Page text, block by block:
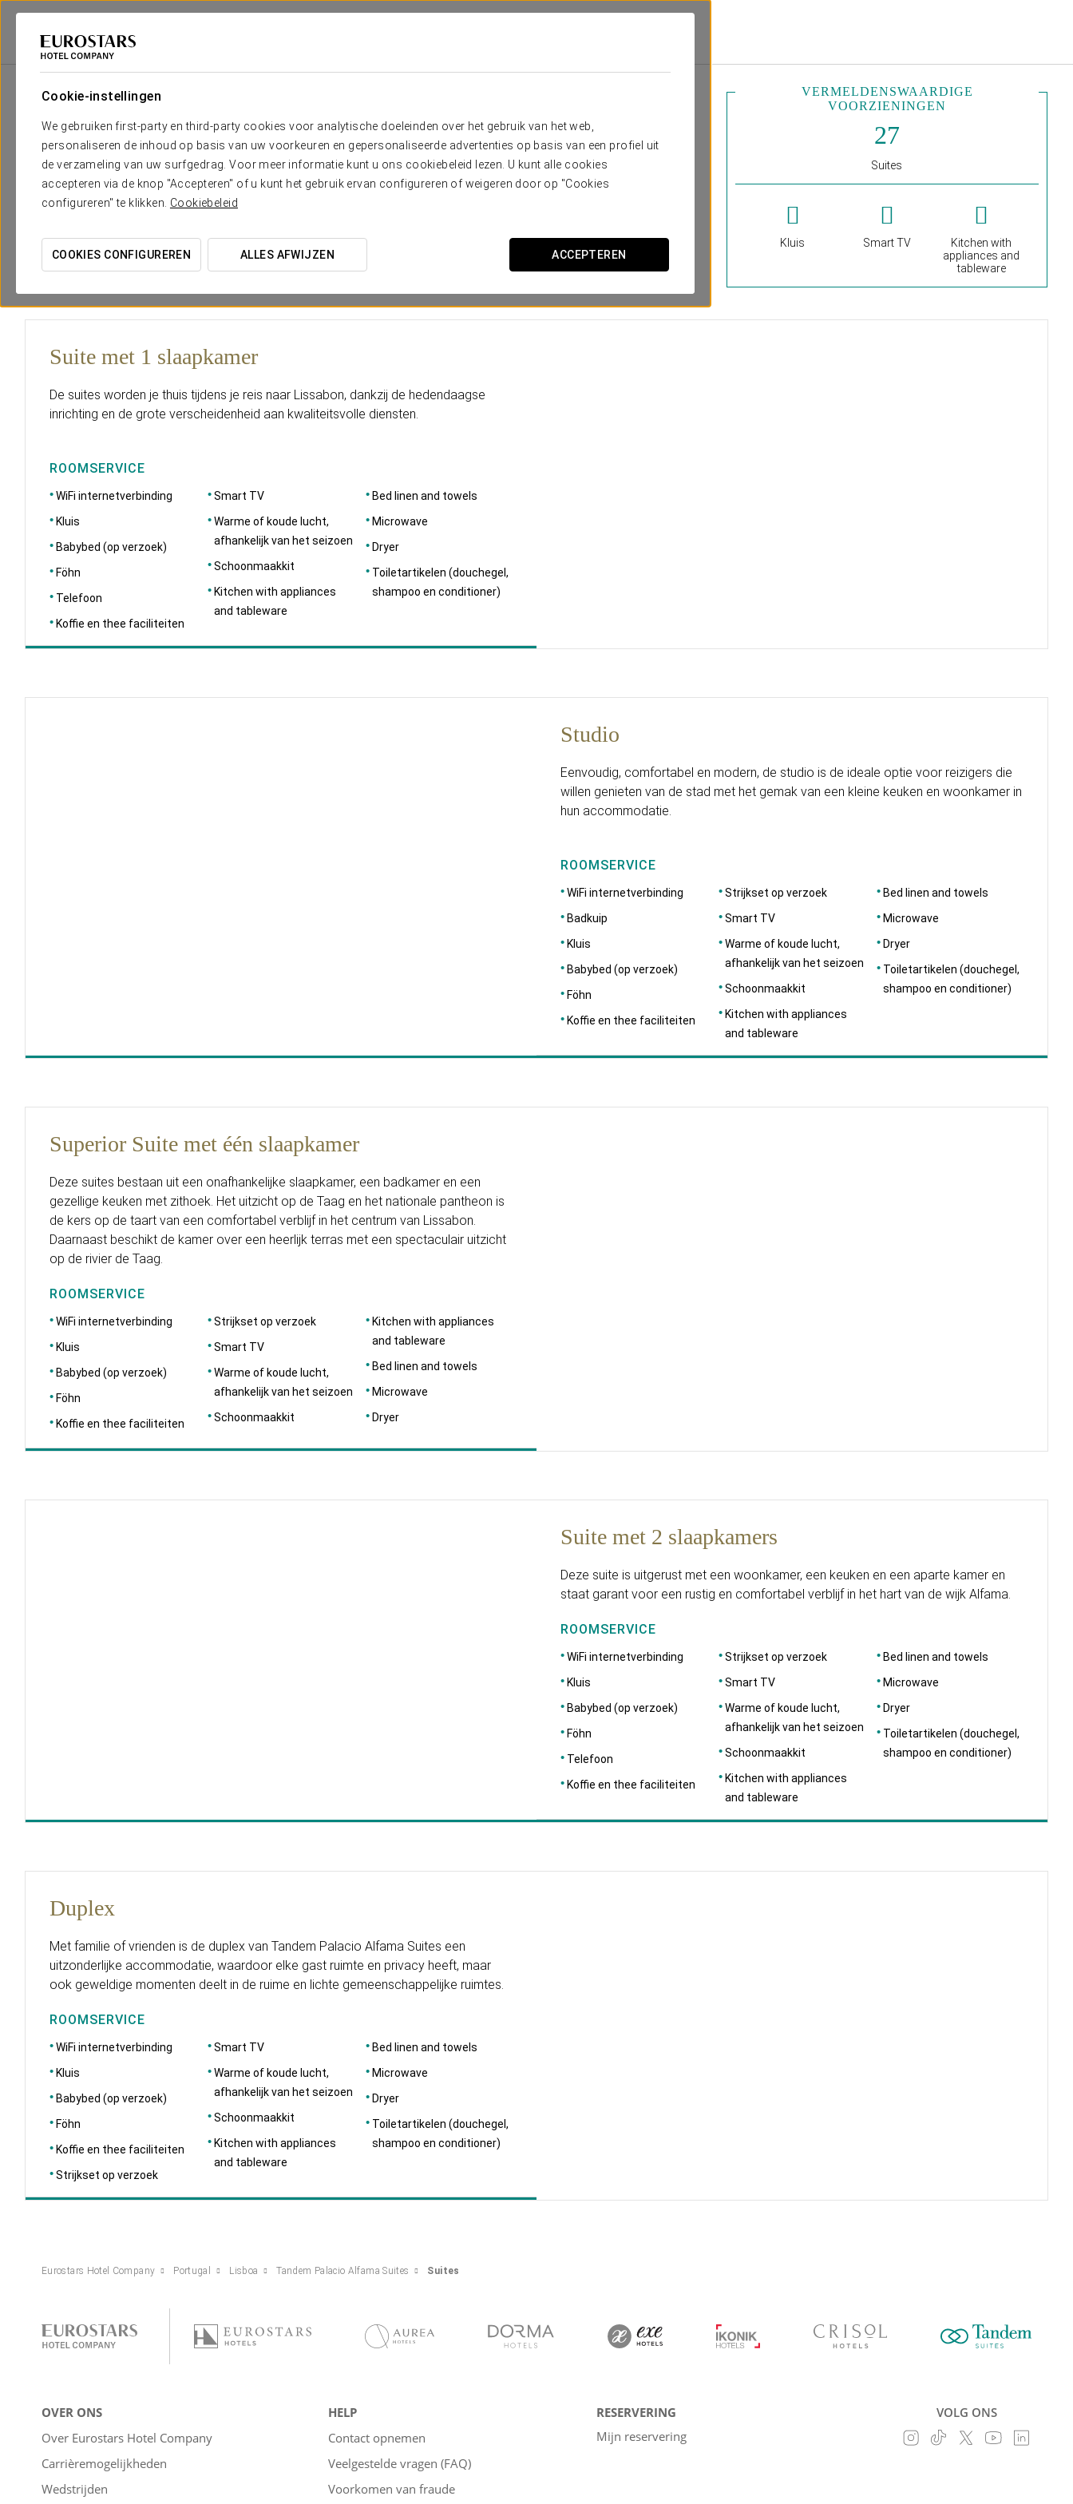
Cookie-instellingen
We gebruiken first-party en third-party cookies voor analytische doeleinden over het gebruik van het web,
personaliseren de inhoud op basis van uw voorkeuren en gepersonaliseerde advertenties op basis van een profiel uit
de verzameling van uw surfgedrag. Voor meer informatie kunt u ons cookiebeleid lezen. U kunt alle cookies
accepteren via de knop "Accepteren" of u kunt het gebruik ervan configureren of weigeren door op "Cookies
configureren" te klikken. Cookiebeleid
COOKIES CONFIGUREREN ALLES AFWIJZEN ACCEPTEREN
Eurostars Hotel Company
Het comfort en de rust die je nodig hebt
Tandem Palacio Alfama Suitesbiedt exclusieve kamers in het hart van Lissabondie zijn ontworpen voor de echte
behoeften van de gasten, inclusief de diensten die je verwacht om je thuis te voelen.
Met eenmoderne esthetieken met kwaliteitsvolle afwerkingen, wordt elke kamer geïnspireerd door het
VERMELDENSWAARDIGE
VOORZIENINGEN
Suites
Kluis Smart TV
Kitchen with
appliances and
tableware
Suite met 1 slaapkamer
De suites worden je thuis tijdens je reis naar Lissabon, dankzij de hedendaagse
inrichting en de grote verscheidenheid aan kwaliteitsvolle diensten.
ROOMSERVICE
WiFi internetverbinding
Kluis
Babybed (op verzoek)
Föhn
Telefoon
Koffie en thee faciliteiten
Smart TV
Warme of koude lucht,
afhankelijk van het seizoen
Schoonmaakkit
Kitchen with appliances
and tableware
Bed linen and towels
Microwave
Dryer
Toiletartikelen (douchegel,
shampoo en conditioner)
Studio
Eenvoudig, comfortabel en modern, de studio is de ideale optie voor reizigers die
willen genieten van de stad met het gemak van een kleine keuken en woonkamer in
hun accommodatie.
ROOMSERVICE
WiFi internetverbinding
Badkuip
Kluis
Babybed (op verzoek)
Föhn
Koffie en thee faciliteiten
Strijkset op verzoek
Smart TV
Warme of koude lucht,
afhankelijk van het seizoen
Schoonmaakkit
Kitchen with appliances
and tableware
Bed linen and towels
Microwave
Dryer
Toiletartikelen (douchegel,
shampoo en conditioner)
Superior Suite met één slaapkamer
Deze suites bestaan uit een onafhankelijke slaapkamer, een badkamer en een
gezellige keuken met zithoek. Het uitzicht op de Taag en het nationale pantheon is
de kers op de taart van een comfortabel verblijf in het centrum van Lissabon.
Daarnaast beschikt de kamer over een heerlijk terras met een spectaculair uitzicht
op de rivier de Taag.
ROOMSERVICE
WiFi internetverbinding
Kluis
Babybed (op verzoek)
Föhn
Koffie en thee faciliteiten
Strijkset op verzoek
Smart TV
Warme of koude lucht,
afhankelijk van het seizoen
Schoonmaakkit
Kitchen with appliances
and tableware
Bed linen and towels
Microwave
Dryer
Suite met 2 slaapkamers
Deze suite is uitgerust met een woonkamer, een keuken en een aparte kamer en
staat garant voor een rustig en comfortabel verblijf in het hart van de wijk Alfama.
ROOMSERVICE
WiFi internetverbinding
Kluis
Babybed (op verzoek)
Föhn
Telefoon
Koffie en thee faciliteiten
Strijkset op verzoek
Smart TV
Warme of koude lucht,
afhankelijk van het seizoen
Schoonmaakkit
Kitchen with appliances
and tableware
Bed linen and towels
Microwave
Dryer
Toiletartikelen (douchegel,
shampoo en conditioner)
Duplex
Met familie of vrienden is de duplex van Tandem Palacio Alfama Suites een
uitzonderlijke accommodatie, waardoor elke gast ruimte en privacy heeft, maar
ook geweldige momenten deelt in de ruime en lichte gemeenschappelijke ruimtes.
ROOMSERVICE
WiFi internetverbinding
Kluis
Babybed (op verzoek)
Föhn
Koffie en thee faciliteiten
Strijkset op verzoek
Smart TV
Warme of koude lucht,
afhankelijk van het seizoen
Schoonmaakkit
Kitchen with appliances
and tableware
Bed linen and towels
Microwave
Dryer
Toiletartikelen (douchegel,
shampoo en conditioner)
Eurostars Hotel Company Portugal Lisboa Tandem Palacio Alfama Suites Suites
OVER ONS
Over Eurostars Hotel Company
Carrièremogelijkheden
Wedstrijden
HELP
Contact opnemen
Veelgestelde vragen (FAQ)
Voorkomen van fraude
RESERVERING
Mijn reservering
VOLG ONS